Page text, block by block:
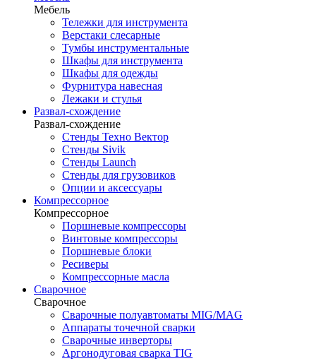
Мебель
Тележки для инструмента
Верстаки слесарные
Тумбы инструментальные
Шкафы для инструмента
Шкафы для одежды
Фурнитура навесная
Лежаки и стулья
Развал-схождение
Развал-схождение
Стенды Техно Вектор
Стенды Sivik
Стенды Launch
Стенды для грузовиков
Опции и аксессуары
Компрессорное
Компрессорное
Поршневые компрессоры
Винтовые компрессоры
Поршневые блоки
Ресиверы
Компрессорные масла
Сварочное
Сварочное
Сварочные полуавтоматы MIG/MAG
Аппараты точечной сварки
Сварочные инверторы
Аргонодуговая сварка TIG